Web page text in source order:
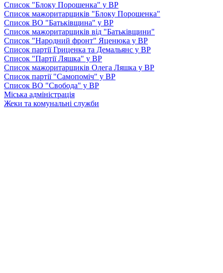
Список "Блоку Порошенка" у ВР
Список мажоритарщиків "Блоку Порошенка"
Список ВО "Батьківщина" у ВР
Список мажоритарщиків від "Батьківщини"
Список "Народний фронт" Яценюка у ВР
Список партії Гриценка та Демальянс у ВР
Список "Партії Ляшка" у ВР
Список мажоритарщиків Олега Ляшка у ВР
Список партії "Самопоміч" у ВР
Список ВО "Свобода" у ВР
Міська адміністрація
Жеки та комунальні служби